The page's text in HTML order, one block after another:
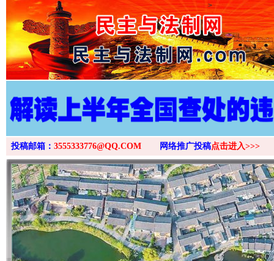
>
投稿邮箱： 3555333776@QQ.COM 网络推广投稿点击进入>>>